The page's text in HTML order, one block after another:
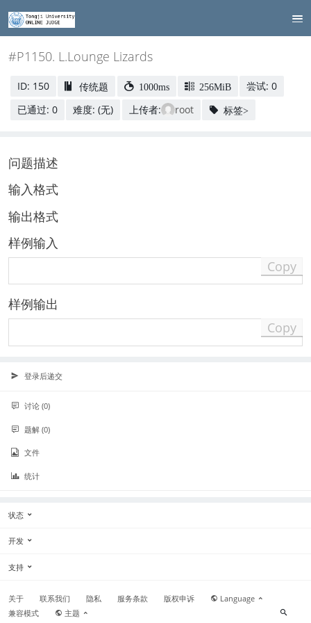
#P1150. L.Lounge Lizards
ID: 150 传统题 1000ms 256MiB
尝试: 0
已通过: 0
难度: (无) 上传者: root 标签>
问题描述
输入格式
输出格式
样例输入
Copy
样例输出
Copy
登录后递交
讨论 (0)
题解 (0)
文件
统计
状态
开发
支持
关于 联系我们 隐私 服务条款 版权申诉
Language
兼容模式
主题